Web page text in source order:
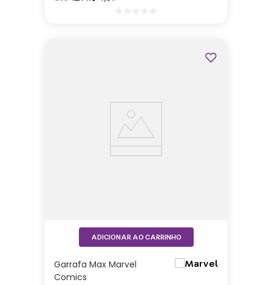
Garrafa Max Marvel
Comics
ADICIONAR AO CARRINHO